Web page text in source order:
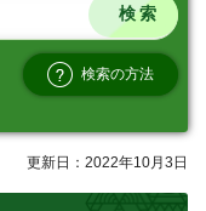
検索の方法
更新日：2022年10月3日